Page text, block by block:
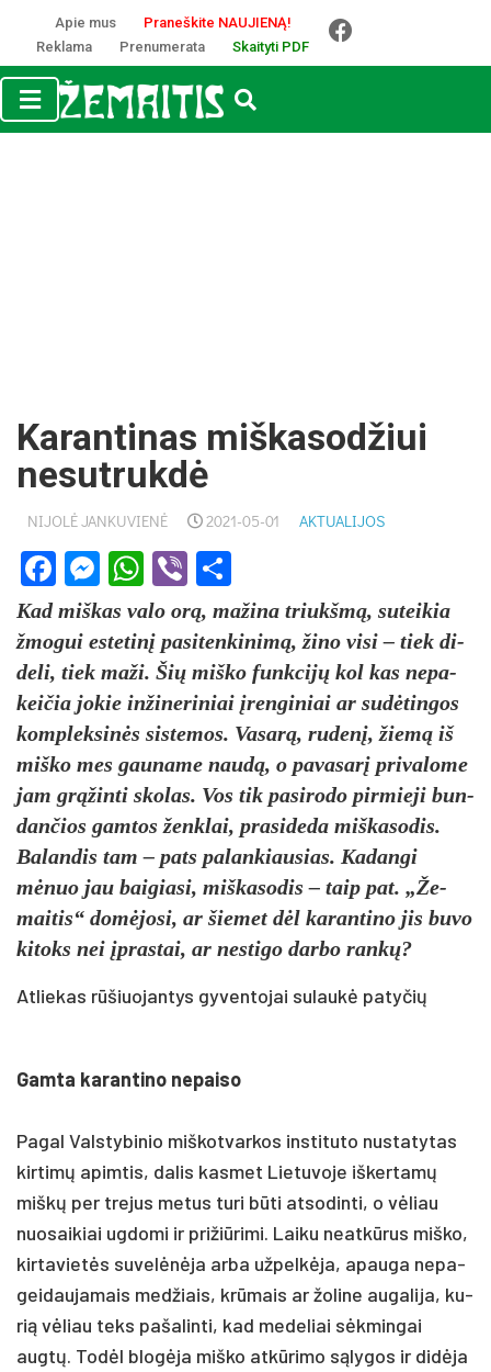
Apie mus
Praneškite NAUJIENĄ!
Reklama
Prenumerata Skaityti PDF
Karantinas miškasodžiui
nesutrukdė
NIJOLĖ JANKUVIENĖ 2021-05-01 AKTUALIJOS
Facebook
Messenger
WhatsApp
Viber
Kad miš­kas va­lo orą, ma­ži­na triukšmą, su­tei­kia
žmo­gui es­te­tinį pa­si­ten­ki­nimą, ži­no vi­si – tiek di­
de­li, tiek ma­ži. Šių miš­ko funk­cijų kol kas ne­pa­
kei­čia jo­kie in­ži­ne­ri­niai įren­gi­niai ar su­dėtin­gos
komp­lek­sinės sis­te­mos. Va­sarą, ru­denį, žiemą iš
miš­ko mes gau­na­me naudą, o pa­va­sarį pri­va­lo­me
jam grąžin­ti sko­las. Vos tik pa­si­ro­do pir­mie­ji bun­
dan­čios gam­tos ženk­lai, pra­si­de­da miš­ka­so­dis.
Ba­land­is tam – pa­ts pa­lan­kiau­sias. Kadangi
mėnuo jau bai­gia­si, miš­ka­so­dis – taip pat. „Že­
mai­tis“ domė­jo­si, ar šie­met dėl ka­ran­ti­no jis bu­vo
ki­toks nei įpras­tai, ar ne­sti­go dar­bo rankų?
Atliekas rūšiuojantys gyventojai sulaukė patyčių
Gam­ta ka­ran­ti­no ne­pai­so
Pa­gal Vals­ty­bi­nio miš­kot­var­kos ins­ti­tu­to nu­sta­ty­tas
kir­timų apim­tis, da­lis kas­met Lie­tu­vo­je iš­ker­tamų
miškų per tre­jus me­tus tu­ri būti at­so­din­ti, o vėliau
nuo­sai­kiai ug­do­mi ir pri­žiū­ri­mi. Lai­ku neatkū­rus miš­ko,
kir­ta­vietės su­velėnė­ja ar­ba už­pelkė­ja, apau­ga ne­pa­
gei­dau­ja­mais med­žiais, krūmais ar žo­li­ne au­ga­li­ja, ku­
rią vėliau teks pa­ša­lin­ti, kad me­de­liai sėkmin­gai
augtų. Todėl blogė­ja miš­ko at­kūri­mo sąly­gos ir didė­ja